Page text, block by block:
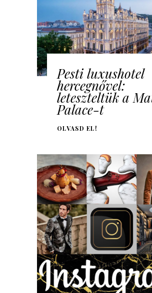
Pesti luxushotel
hercegnővel:
leteszteltük a
Palace-t
OLVASD EL!